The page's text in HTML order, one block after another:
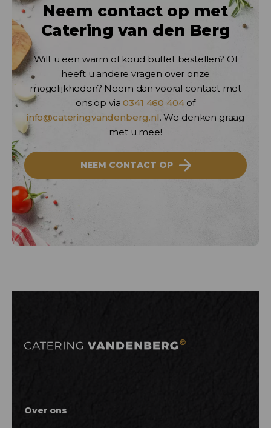
Neem contact op met
Catering van den Berg
Wilt u een warm of koud buffet bestellen? Of
heeft u andere vragen over onze
mogelijkheden? Neem dan vooral contact met
ons op via0341 460 404of
info@cateringvandenberg.nl. We denken graag
met u mee!
NEEM CONTACT OP
Over ons